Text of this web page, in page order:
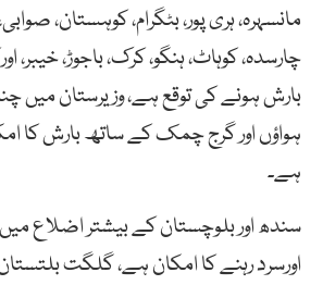
مانسہرہ، ہری پور، بٹگرام، کوہستان،
چارسدہ، کوہاٹ، ہنگو، کرک، باجوڑ، خیبر،
بارش ہونے کی توقع ہے، وزیرستان میں
ہواؤں اور گرج چمک کے ساتھ بارش کا
ہے۔
سندھ اور بلوچستان کے بیشتر اضلاع
اورسرد رہنے کا امکان ہے، گلگت بلتستان